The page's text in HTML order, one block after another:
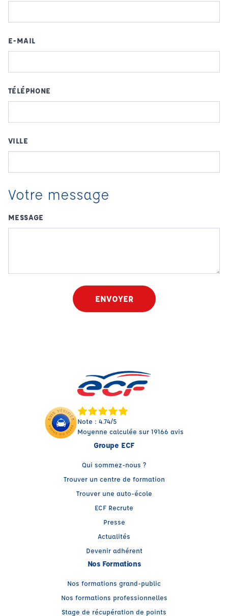
E-MAIL
TÉLÉPHONE
VILLE
Votre message
MESSAGE
ENVOYER
Note : 4.74/5
Moyenne calculée sur 19166 avis
Groupe ECF
Qui sommez-nous ?
Trouver un centre de formation
Trouver une auto-école
ECF Recrute
Presse
Actualités
Devenir adhérent
Nos Formations
Nos formations grand-public
Nos formations professionnelles
Stage de récupération de points